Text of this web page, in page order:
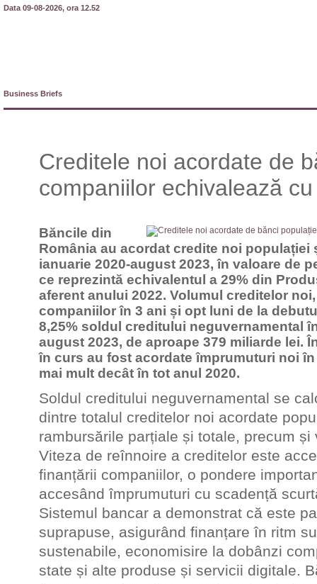
Data 09-08-2026, ora 12.52
Business Briefs
Creditele noi acordate de
companiilor echivalează
Băncile din
România au acordat credite noi populației
ianuarie 2020-august 2023, în valoare de
ce reprezintă echivalentul a 29% din
aferent anului 2022. Volumul creditelor
companiilor în 3 ani și opt luni de la
8,25% soldul creditului neguvernamental
august 2023, de aproape 379 miliarde lei.
în curs au fost acordate împrumuturi noi
mai mult decât în tot anul 2020.
Soldul creditului neguvernamental se
dintre totalul creditelor noi acordate
rambursările parțiale și totale, precum
Viteza de reînnoire a creditelor este
finanțării companiilor, o pondere
accesând împrumuturi cu scadență
Sistemul bancar a demonstrat că este
suprapuse, asigurând finanțare în ritm
sustenabile, economisire la dobânzi
state și alte produse și servicii digitale.